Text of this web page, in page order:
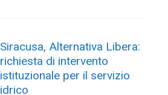
Siracusa, Alternativa Libera:
richiesta di intervento
istituzionale per il servizio
idrico